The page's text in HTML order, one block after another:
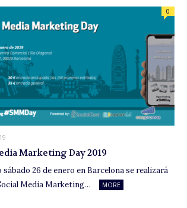
0
Marketing Day 2019
26 de enero en Barcelona se realizará
Media Marketing…
MORE